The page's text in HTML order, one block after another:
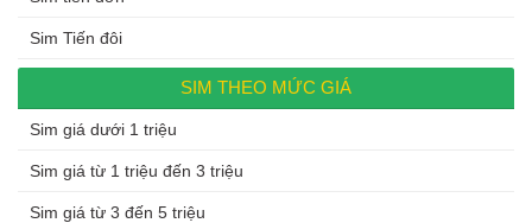
Sim Tiến đôi
SIM THEO MỨC GIÁ
Sim giá dưới 1 triệu
Sim giá từ 1 triệu đến 3 triệu
Sim giá từ 3 đến 5 triệu